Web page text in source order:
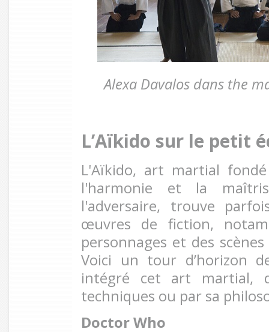
Alexa Davalos dans the
L’Aïkido sur le petit
L'Aïkido, art martial
l'harmonie et la
l'adversaire, trouve
œuvres de fiction,
personnages et des
Voici un tour d’horizon
intégré cet art martial,
techniques ou par sa
Doctor Who